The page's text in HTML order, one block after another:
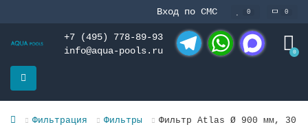
Вход по СМС 0 0
+7 (495) 778-89-93
info@aqua-pools.ru
0
Фильтрация Фильтры Фильтр Atlas Ø 900 мм, 30